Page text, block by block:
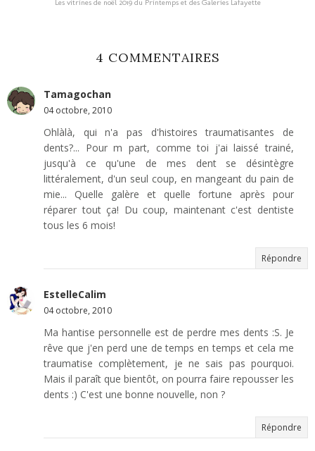
Les vitrines de noël 2019 du Printemps et des Galeries Lafayette
4 COMMENTAIRES
Tamagochan
04 octobre, 2010
Ohlàlà, qui n'a pas d'histoires traumatisantes de
dents?... Pour m part, comme toi j'ai laissé trainé,
jusqu'à ce qu'une de mes dent se désintègre
littéralement, d'un seul coup, en mangeant du pain de
mie... Quelle galère et quelle fortune après pour
réparer tout ça! Du coup, maintenant c'est dentiste
tous les 6 mois!
Répondre
EstelleCalim
04 octobre, 2010
Ma hantise personnelle est de perdre mes dents :S. Je
rêve que j'en perd une de temps en temps et cela me
traumatise complètement, je ne sais pas pourquoi.
Mais il paraît que bientôt, on pourra faire repousser les
dents :) C'est une bonne nouvelle, non ?
Répondre